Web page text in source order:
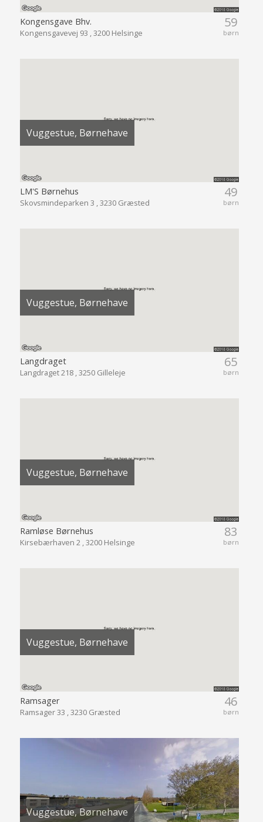
59
børn
Kongensgave Bhv.
Kongensgavevej 93 , 3200 Helsinge
Vuggestue, Børnehave
49
børn
LM'S Børnehus
Skovsmindeparken 3 , 3230 Græsted
Vuggestue, Børnehave
65
børn
Langdraget
Langdraget 218 , 3250 Gilleleje
Vuggestue, Børnehave
83
børn
Ramløse Børnehus
Kirsebærhaven 2 , 3200 Helsinge
Vuggestue, Børnehave
46
børn
Ramsager
Ramsager 33 , 3230 Græsted
Vuggestue, Børnehave